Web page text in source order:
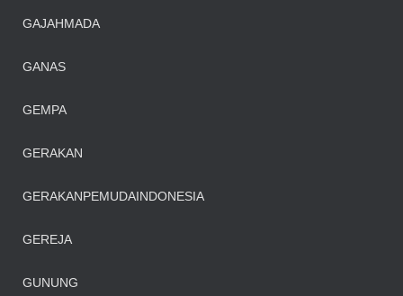
GAJAHMADA
GANAS
GEMPA
GERAKAN
GERAKANPEMUDAINDONESIA
GEREJA
GUNUNG